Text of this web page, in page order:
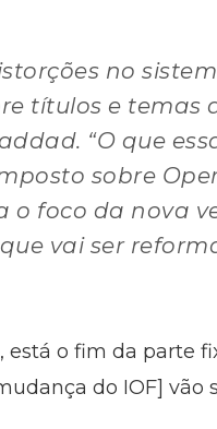
no
títulos e temas
“O que
sobre
foco da nova
vai ser
o fim da parte
do IOF] vão